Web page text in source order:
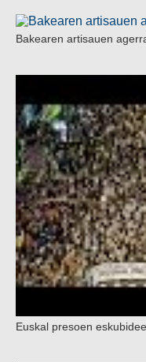
Bakearen artisauen
Euskal presoen